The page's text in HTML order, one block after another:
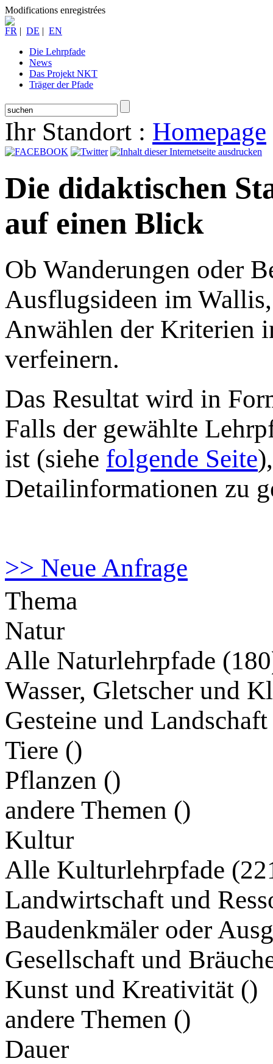
Modifications enregistrées
FR | DE | EN
Die Lehrpfade
News
Das Projekt NKT
Träger der Pfade
Ihr Standort : Homepage
Die didaktischen
auf einen Blick
Ob Wanderungen oder
Ausflugsideen im
Anwählen der Kriterien
verfeinern.
Das Resultat wird in
Falls der gewählte
ist (siehe folgende Seite
Detailinformationen zu
>> Neue Anfrage
Thema
Natur
Alle Naturlehrpfade
Wasser, Gletscher und
Gesteine und
Tiere ()
Pflanzen ()
andere Themen ()
Kultur
Alle Kulturlehrpfade
Landwirtschaft und
Baudenkmäler oder
Gesellschaft und
Kunst und Kreativität ()
andere Themen ()
Dauer